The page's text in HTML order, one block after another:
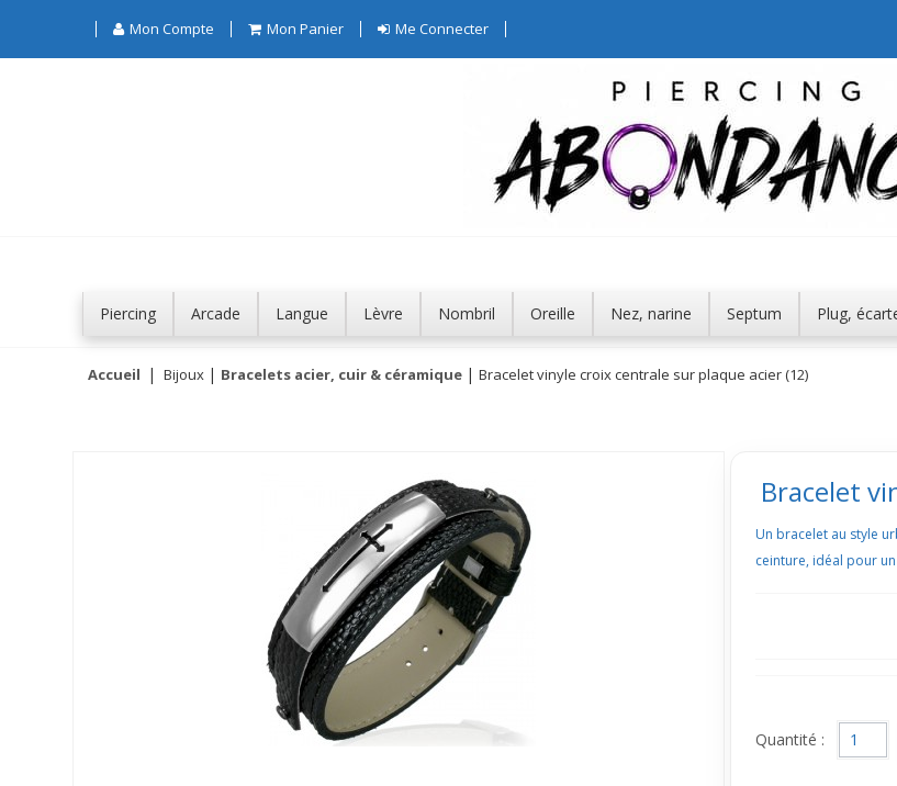
Mon Compte Mon Panier Me Connecter
Piercing Arcade Langue Lèvre Nombril Oreille Nez, narine Septum Plug,
Accueil Bijoux Bracelets acier, cuir & céramique Bracelet vinyle croix centrale sur plaque acier (12)
Bracelet
Un bracelet au style
ceinture, idéal pour
Quantité :